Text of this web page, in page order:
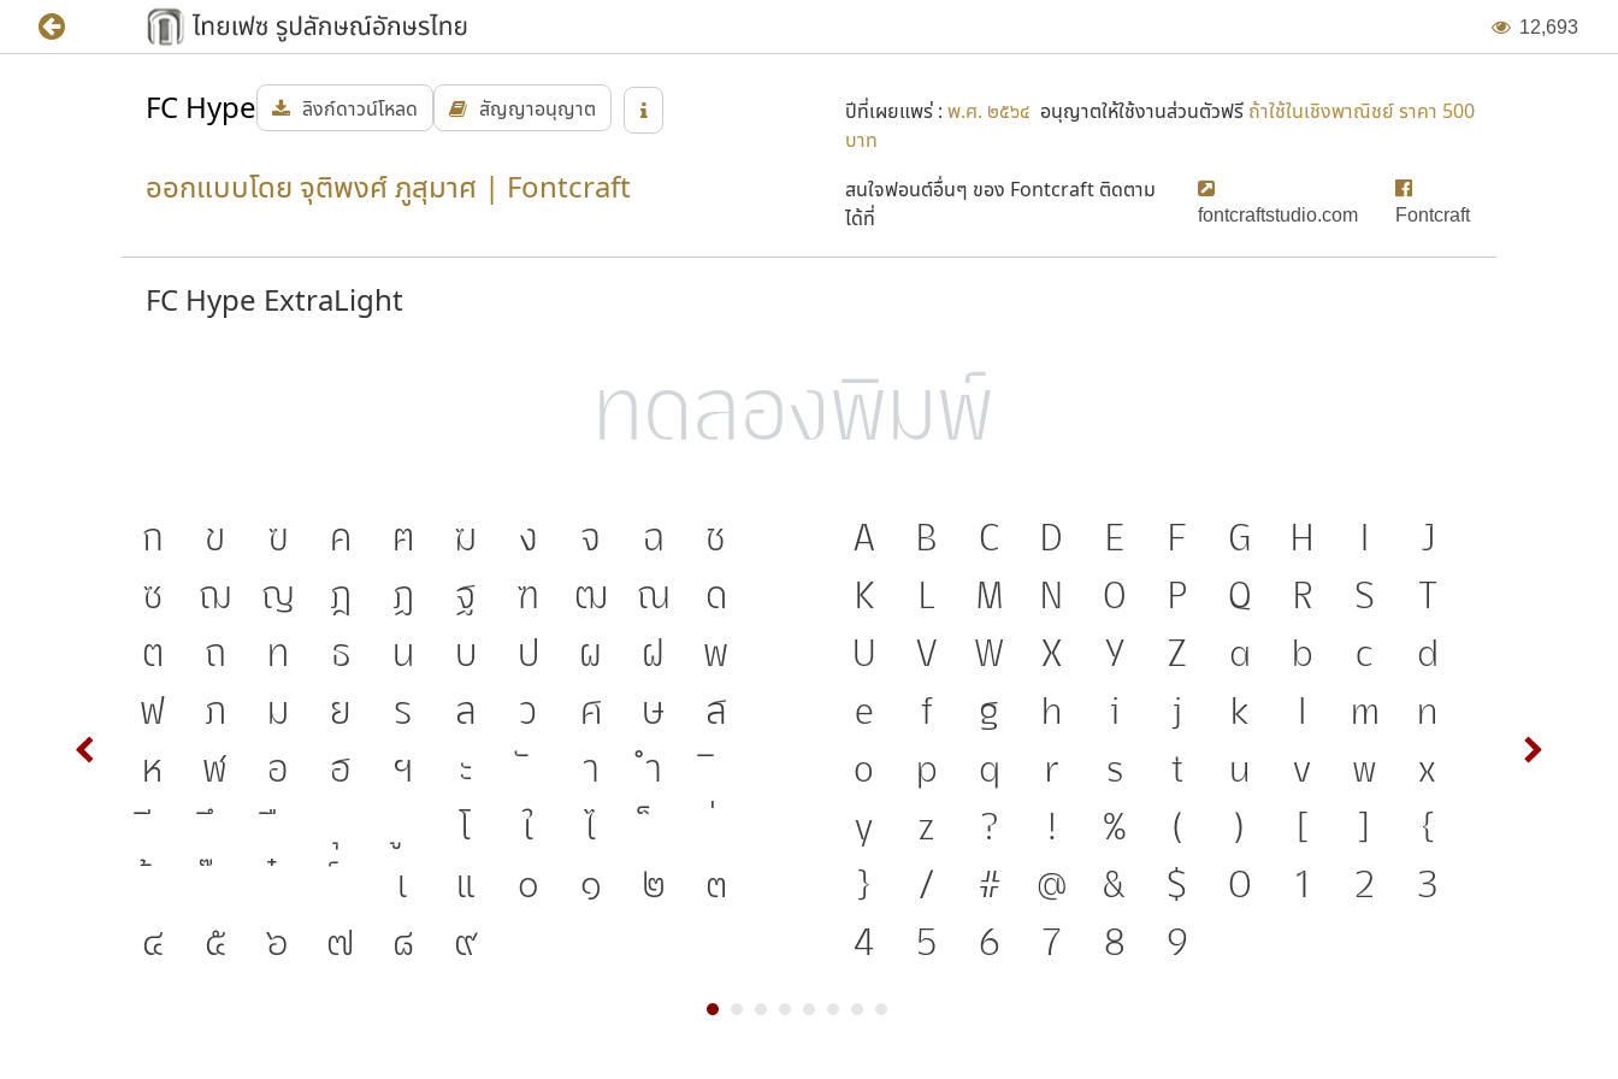
12,693
FC Hype ลิงก์ดาวน์โหลด สัญญาอนุญาต ปีที่เผยแพร่ : พ.ศ. ๒๕๖๔ อนุญาตให้ใช้งานส่วนตัวฟรี ถ้าใช้ในเชิงพาณิชย์ ราคา 500
บาท
ออกแบบโดย จุติพงศ์ ภูสุมาศ | Fontcraft
สนใจฟอนต์อื่นๆ ของ Fontcraft ติดตาม
ได้ที่
fontcraftstudio.com Fontcraft
FC Hype ExtraLight
ก ข ฃ ค ฅ ฆ ง จ ฉ
ช
ซ
ฌ ญ ฎ ฏ ฐ ฑ ฒ ณ
ด
ต
ถ ท ธ น บ ป ผ ฝ
พ
ฟ
ภ ม ย ร ล ว ศ ษ
ส
ห
ฬ อ ฮ ฯ ะ า
ำ
โ
ใ
ไ
เ
แ ๐ ๑ ๒
๓
๔
๕ ๖ ๗ ๘ ๙
A B C D E F G H
J
K
L M N O P Q R S
U
V W X Y Z a b c
d
e
f g h i j k m
n
o
p q r s t u v w
x
y
z ? ! % ( )
{
}
/ # @ & $ 0 2
3
4
5 6 7 8 9
ภาษา คือ เครื่องมือสำคัญที่ทำให้ความเป็น
ชาติดำรงอยู่ได้ ภาษา คือ สะพานเชื่อมตัวตน
ของชนชาติ จากอดีตสู่ปัจจุบัน ตัวพิมพ์ คือ
เครื่องมือสำคัญที่ทำให้ภาษาดำรงอยู่ได้ แบบ
ตัวพิมพ์ที่พัฒนาทันการเปลี่ยนแปลง คือ
โครงสร้างแกร่งของสะพานที่เชื่อมตัวตนของ
ชาติ จากปัจจุบันสู่อนาคต
ห